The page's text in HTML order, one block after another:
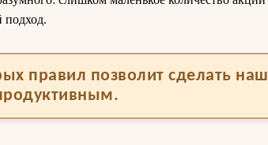
подход.
правил позволит сделать